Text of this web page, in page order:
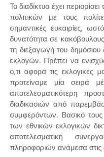
Το διαδίκτυο έχει
πολιτικών με τους
σημαντικές ευκαιρίες,
δυνατότητα σε
τη διεξαγωγή του
εκλογών. Πρέπει να
ό,τι αφορά τις εκλογικές
προτείναμε μία σειρά
αποτελεσματικότερη
διαδικασιών από
συμφερόντων. Βασικό τους
των εθνικών εκλογικών
αποτελεσματική
πληροφοριών ανάμεσα στις